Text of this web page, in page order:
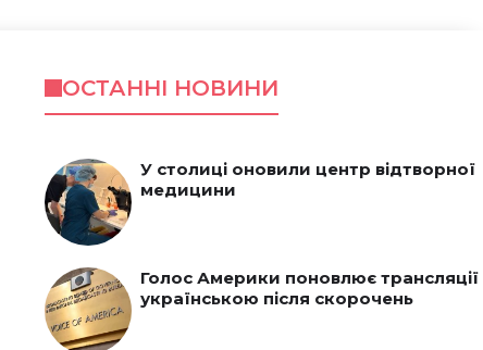
ОСТАННІ НОВИНИ
У столиці оновили центр відтворної
медицини
Голос Америки поновлює трансляції
українською після скорочень